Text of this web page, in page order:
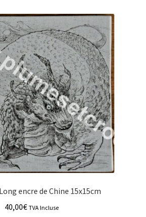
encre de Chine 15x15cm
40,00€ TVA Incluse